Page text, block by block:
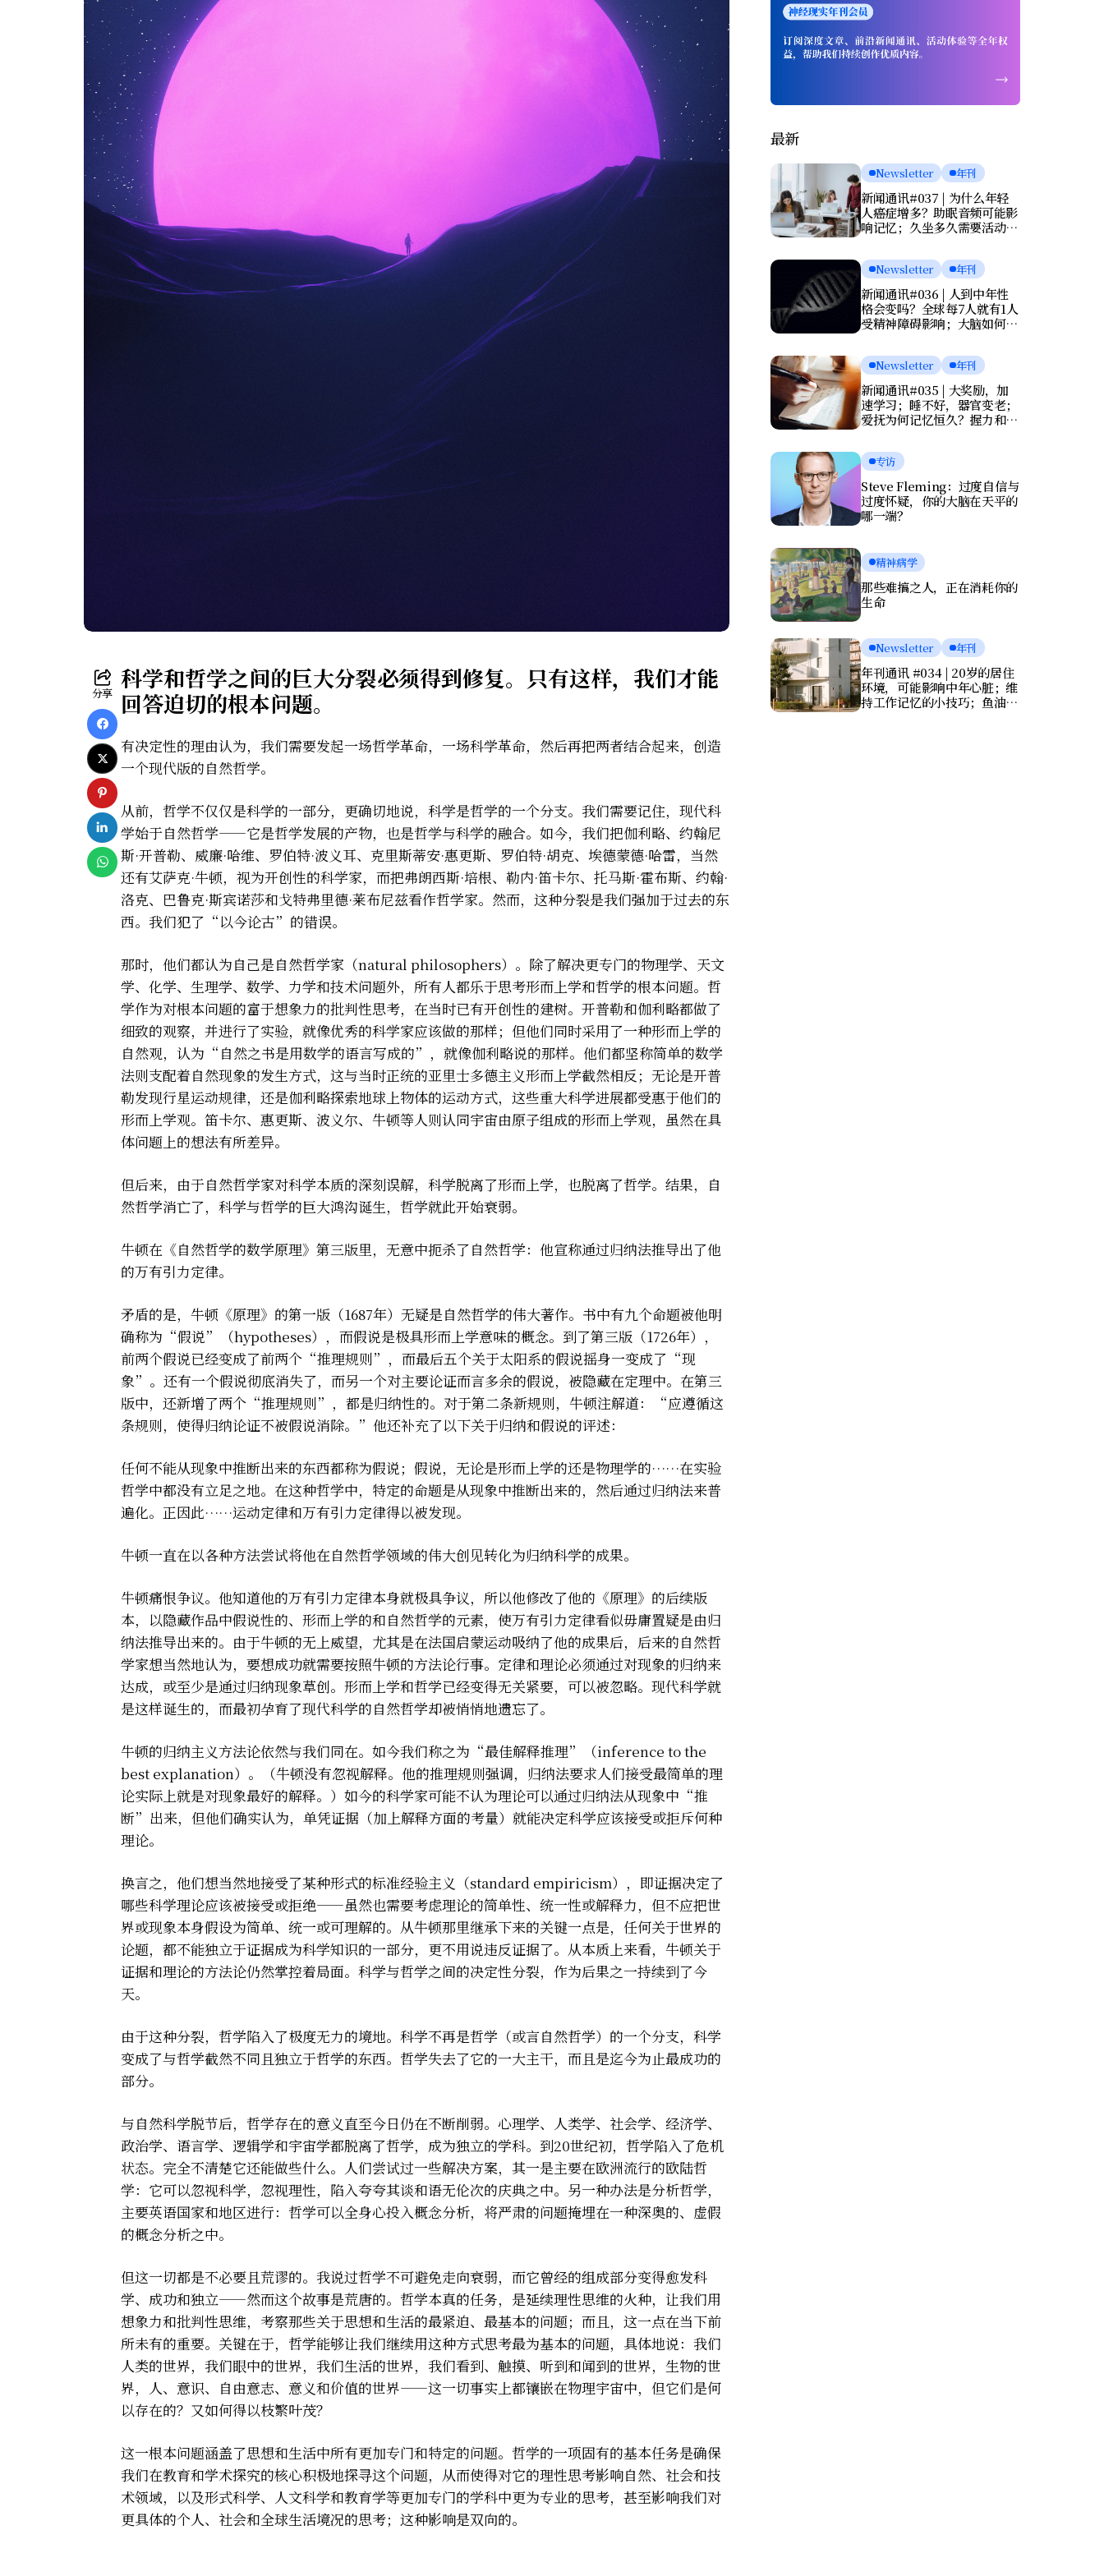
分享
科学和哲学之间的巨大分裂必须得到修复。只有这样，我们才能
回答迫切的根本问题。
有决定性的理由认为，我们需要发起一场哲学革命，一场科学革命，然后再把两者结合起来，创造
一个现代版的自然哲学。
从前，哲学不仅仅是科学的一部分，更确切地说，科学是哲学的一个分支。我们需要记住，现代科
学始于自然哲学——它是哲学发展的产物，也是哲学与科学的融合。如今，我们把伽利略、约翰尼
斯·开普勒、威廉·哈维、罗伯特·波义耳、克里斯蒂安·惠更斯、罗伯特·胡克、埃德蒙德·哈雷，当然
还有艾萨克·牛顿，视为开创性的科学家，而把弗朗西斯·培根、勒内·笛卡尔、托马斯·霍布斯、约翰·
洛克、巴鲁克·斯宾诺莎和戈特弗里德·莱布尼兹看作哲学家。然而，这种分裂是我们强加于过去的东
西。我们犯了“以今论古”的错误。
那时，他们都认为自己是自然哲学家（natural philosophers）。除了解决更专门的物理学、天文
学、化学、生理学、数学、力学和技术问题外，所有人都乐于思考形而上学和哲学的根本问题。哲
学作为对根本问题的富于想象力的批判性思考，在当时已有开创性的建树。开普勒和伽利略都做了
细致的观察，并进行了实验，就像优秀的科学家应该做的那样；但他们同时采用了一种形而上学的
自然观，认为“自然之书是用数学的语言写成的”，就像伽利略说的那样。他们都坚称简单的数学
法则支配着自然现象的发生方式，这与当时正统的亚里士多德主义形而上学截然相反；无论是开普
勒发现行星运动规律，还是伽利略探索地球上物体的运动方式，这些重大科学进展都受惠于他们的
形而上学观。笛卡尔、惠更斯、波义尔、牛顿等人则认同宇宙由原子组成的形而上学观，虽然在具
体问题上的想法有所差异。
但后来，由于自然哲学家对科学本质的深刻误解，科学脱离了形而上学，也脱离了哲学。结果，自
然哲学消亡了，科学与哲学的巨大鸿沟诞生，哲学就此开始衰弱。
牛顿在《自然哲学的数学原理》第三版里，无意中扼杀了自然哲学：他宣称通过归纳法推导出了他
的万有引力定律。
矛盾的是，牛顿《原理》的第一版（1687年）无疑是自然哲学的伟大著作。书中有九个命题被他明
确称为“假说”（hypotheses），而假说是极具形而上学意味的概念。到了第三版（1726年），
前两个假说已经变成了前两个“推理规则”，而最后五个关于太阳系的假说摇身一变成了“现
象”。还有一个假说彻底消失了，而另一个对主要论证而言多余的假说，被隐藏在定理中。在第三
版中，还新增了两个“推理规则”，都是归纳性的。对于第二条新规则，牛顿注解道：“应遵循这
条规则，使得归纳论证不被假说消除。”他还补充了以下关于归纳和假说的评述：
任何不能从现象中推断出来的东西都称为假说；假说，无论是形而上学的还是物理学的……在实验
哲学中都没有立足之地。在这种哲学中，特定的命题是从现象中推断出来的，然后通过归纳法来普
遍化。正因此……运动定律和万有引力定律得以被发现。
牛顿一直在以各种方法尝试将他在自然哲学领域的伟大创见转化为归纳科学的成果。
牛顿痛恨争议。他知道他的万有引力定律本身就极具争议，所以他修改了他的《原理》的后续版
本，以隐藏作品中假说性的、形而上学的和自然哲学的元素，使万有引力定律看似毋庸置疑是由归
纳法推导出来的。由于牛顿的无上威望，尤其是在法国启蒙运动吸纳了他的成果后，后来的自然哲
学家想当然地认为，要想成功就需要按照牛顿的方法论行事。定律和理论必须通过对现象的归纳来
达成，或至少是通过归纳现象草创。形而上学和哲学已经变得无关紧要，可以被忽略。现代科学就
是这样诞生的，而最初孕育了现代科学的自然哲学却被悄悄地遗忘了。
牛顿的归纳主义方法论依然与我们同在。如今我们称之为“最佳解释推理”（inference to the
best explanation）。（牛顿没有忽视解释。他的推理规则强调，归纳法要求人们接受最简单的理
论实际上就是对现象最好的解释。）如今的科学家可能不认为理论可以通过归纳法从现象中“推
断”出来，但他们确实认为，单凭证据（加上解释方面的考量）就能决定科学应该接受或拒斥何种
理论。
换言之，他们想当然地接受了某种形式的标准经验主义（standard empiricism），即证据决定了
哪些科学理论应该被接受或拒绝——虽然也需要考虑理论的简单性、统一性或解释力，但不应把世
界或现象本身假设为简单、统一或可理解的。从牛顿那里继承下来的关键一点是，任何关于世界的
论题，都不能独立于证据成为科学知识的一部分，更不用说违反证据了。从本质上来看，牛顿关于
证据和理论的方法论仍然掌控着局面。科学与哲学之间的决定性分裂，作为后果之一持续到了今
天。
由于这种分裂，哲学陷入了极度无力的境地。科学不再是哲学（或言自然哲学）的一个分支，科学
变成了与哲学截然不同且独立于哲学的东西。哲学失去了它的一大主干，而且是迄今为止最成功的
部分。
与自然科学脱节后，哲学存在的意义直至今日仍在不断削弱。心理学、人类学、社会学、经济学、
政治学、语言学、逻辑学和宇宙学都脱离了哲学，成为独立的学科。到20世纪初，哲学陷入了危机
状态。完全不清楚它还能做些什么。人们尝试过一些解决方案，其一是主要在欧洲流行的欧陆哲
学：它可以忽视科学，忽视理性，陷入夸夸其谈和语无伦次的庆典之中。另一种办法是分析哲学，
主要英语国家和地区进行：哲学可以全身心投入概念分析，将严肃的问题掩埋在一种深奥的、虚假
的概念分析之中。
但这一切都是不必要且荒谬的。我说过哲学不可避免走向衰弱，而它曾经的组成部分变得愈发科
学、成功和独立——然而这个故事是荒唐的。哲学本真的任务，是延续理性思维的火种，让我们用
想象力和批判性思维，考察那些关于思想和生活的最紧迫、最基本的问题；而且，这一点在当下前
所未有的重要。关键在于，哲学能够让我们继续用这种方式思考最为基本的问题，具体地说：我们
人类的世界，我们眼中的世界，我们生活的世界，我们看到、触摸、听到和闻到的世界，生物的世
界，人、意识、自由意志、意义和价值的世界——这一切事实上都镶嵌在物理宇宙中，但它们是何
以存在的？又如何得以枝繁叶茂？
这一根本问题涵盖了思想和生活中所有更加专门和特定的问题。哲学的一项固有的基本任务是确保
我们在教育和学术探究的核心积极地探寻这个问题，从而使得对它的理性思考影响自然、社会和技
术领域，以及形式科学、人文科学和教育学等更加专门的学科中更为专业的思考，甚至影响我们对
更具体的个人、社会和全球生活境况的思考；这种影响是双向的。
最新
Newsletter 年刊
新闻通讯#037 | 为什么年轻
人癌症增多？助眠音频可能影
响记忆；久坐多久需要活动一
Newsletter 年刊
新闻通讯#036 | 人到中年性
格会变吗？全球每7人就有1人
受精神障碍影响；大脑如何清
亡？
Newsletter 年刊
新闻通讯#035 | 大奖励，加
速学习；睡不好，器官变老；
爱抚为何记忆恒久？握力和写
专访
Steve Fleming：过度自信与
过度怀疑，你的大脑在天平的
哪一端？
精神病学
那些难搞之人，正在消耗你的
生命
Newsletter 年刊
年刊通讯 #034 | 20岁的居住
环境，可能影响中年心脏；维
持工作记忆的小技巧；鱼油竟